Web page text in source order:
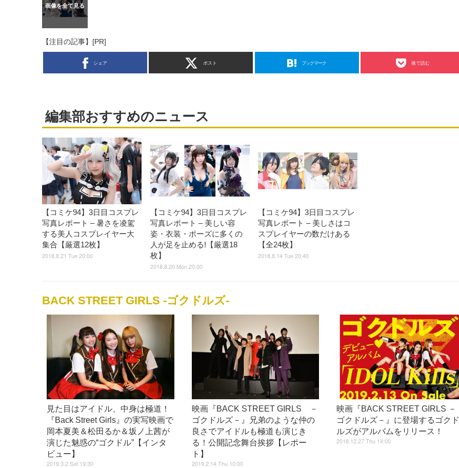
【注目の記事】[PR]
シェア ポスト ブックマーク 後で読む
編集部おすすめのニュース
【コミケ94】3日目コスプレ
写真レポート – 暑さを凌駕
する美人コスプレイヤー大
集合【厳選12枚】
2018.8.21 Tue 20:00
【コミケ94】3日目コスプレ
写真レポート – 美しい容
姿・衣装・ポーズに多くの
人が足を止める!【厳選18
枚】
2018.8.20 Mon 20:00
【コミケ94】3日目コスプレ
写真レポート – 美しさはコ
スプレイヤーの数だけある
【全24枚】
2018.8.14 Tue 20:40
BACK STREET GIRLS -ゴクドルズ-
見た目はアイドル、中身は極道！
『Back Street Girls』の実写映画で
岡本夏美＆松田るか＆坂ノ上茜が
演じた魅惑の“ゴクドル”【インタ
ビュー】
2019.3.2 Sat 19:30
映画『BACK STREET GIRLS －
ゴクドルズ－』兄弟のような仲の
良さでアイドルも極道も演じき
る！公開記念舞台挨拶【レポー
ト】
2019.2.14 Thu 10:00
映画『BACK STREET GIRLS －
ゴクドルズ－』に登場するゴクド
ルズがアルバムをリリース！
2018.12.27 Thu 14:00